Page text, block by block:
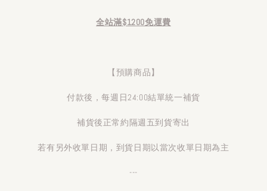
全站滿$1200免運費
【預購商品】
付款後，每週日24:00結單統一補貨
補貨後正常約隔週五到貨寄出
若有另外收單日期，到貨日期以當次收單日期為主
---